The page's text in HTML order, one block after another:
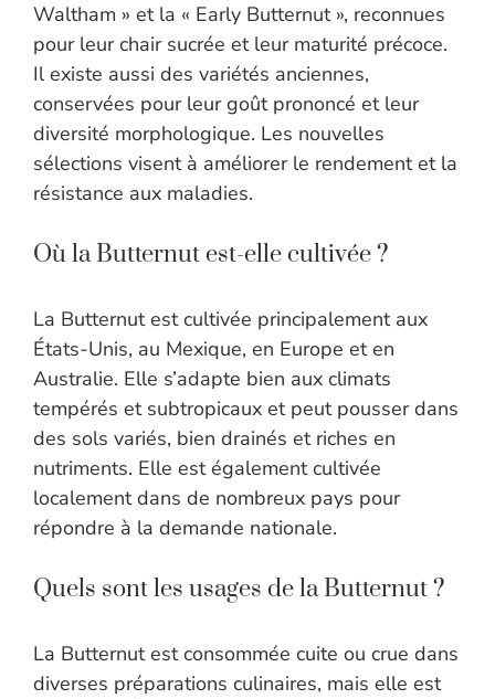
Waltham » et la « Early Butternut », reconnues
pour leur chair sucrée et leur maturité précoce.
Il existe aussi des variétés anciennes,
conservées pour leur goût prononcé et leur
diversité morphologique. Les nouvelles
sélections visent à améliorer le rendement et la
résistance aux maladies.
Où la Butternut est-elle cultivée ?
La Butternut est cultivée principalement aux
États-Unis, au Mexique, en Europe et en
Australie. Elle s’adapte bien aux climats
tempérés et subtropicaux et peut pousser dans
des sols variés, bien drainés et riches en
nutriments. Elle est également cultivée
localement dans de nombreux pays pour
répondre à la demande nationale.
Quels sont les usages de la Butternut ?
La Butternut est consommée cuite ou crue dans
diverses préparations culinaires, mais elle est